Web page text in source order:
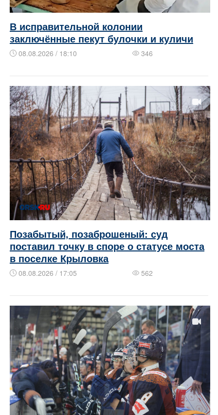
В исправительной колонии
заключённые пекут булочки и куличи
08.08.2026 / 18:10 346
Позабытый, позаброшеный: суд
поставил точку в споре о статусе моста
в поселке Крыловка
08.08.2026 / 17:05 562